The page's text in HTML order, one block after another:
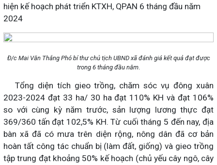
hiện kế hoạch phát triển KTXH, QPAN 6 tháng đầu năm
2024
Đ/c Mai Văn Thắng Phó bí thư chủ tịch UBND xã đánh giá kết quả đạt được
trong 6 tháng đầu năm.
Tổng diện tích gieo trồng, chăm sóc vụ đông xuân
2023-2024 đạt 33 ha/ 30 ha đạt 110% KH và đạt 106%
so với cùng kỳ năm trước, sản lượng lương thực đạt
369/360 tấn đạt 102,5% KH. Từ cuối tháng 5 đến nay, địa
bàn xã đã có mưa trên diện rộng, nông dân đã cơ bản
hoàn tất công tác chuẩn bị (làm đất, giống) và gieo trồng
tập trung đạt khoảng 50% kế hoạch (chủ yếu cây ngô, cây